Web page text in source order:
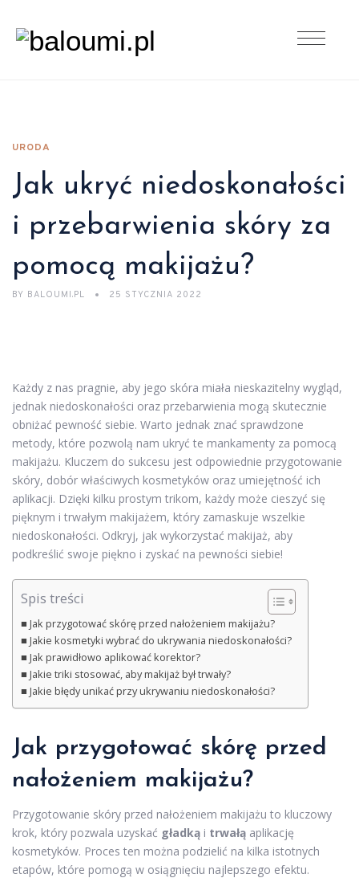
URODA
Jak ukryć niedoskonałości
i przebarwienia skóry za
pomocą makijażu?
BY BALOUMI.PL 25 STYCZNIA 2022
Każdy z nas pragnie, aby jego skóra miała nieskazitelny wygląd,
jednak niedoskonałości oraz przebarwienia mogą skutecznie
obniżać pewność siebie. Warto jednak znać sprawdzone
metody, które pozwolą nam ukryć te mankamenty za pomocą
makijażu. Kluczem do sukcesu jest odpowiednie przygotowanie
skóry, dobór właściwych kosmetyków oraz umiejętność ich
aplikacji. Dzięki kilku prostym trikom, każdy może cieszyć się
pięknym i trwałym makijażem, który zamaskuje wszelkie
niedoskonałości. Odkryj, jak wykorzystać makijaż, aby
podkreślić swoje piękno i zyskać na pewności siebie!
Spis treści
Jak przygotować skórę przed nałożeniem makijażu?
Jakie kosmetyki wybrać do ukrywania niedoskonałości?
Jak prawidłowo aplikować korektor?
Jakie triki stosować, aby makijaż był trwały?
Jakie błędy unikać przy ukrywaniu niedoskonałości?
Jak przygotować skórę przed
nałożeniem makijażu?
Przygotowanie skóry przed nałożeniem makijażu to kluczowy
krok, który pozwala uzyskać gładką i trwałą aplikację
kosmetyków. Proces ten można podzielić na kilka istotnych
etapów, które pomogą w osiągnięciu najlepszego efektu.